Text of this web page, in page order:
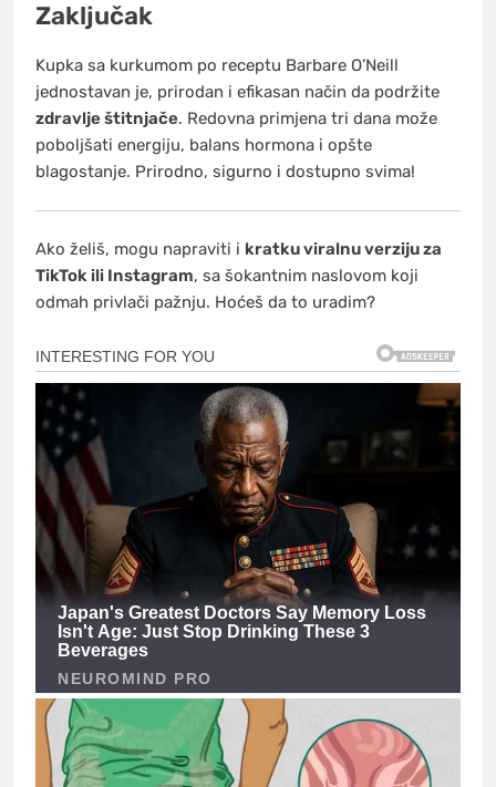
Zaključak
Kupka sa kurkumom po receptu Barbare O’Neill
jednostavan je, prirodan i efikasan način da podržite
zdravlje štitnjače. Redovna primjena tri dana može
poboljšati energiju, balans hormona i opšte
blagostanje. Prirodno, sigurno i dostupno svima!
Ako želiš, mogu napraviti i kratku viralnu verziju za
TikTok ili Instagram, sa šokantnim naslovom koji
odmah privlači pažnju. Hoćeš da to uradim?